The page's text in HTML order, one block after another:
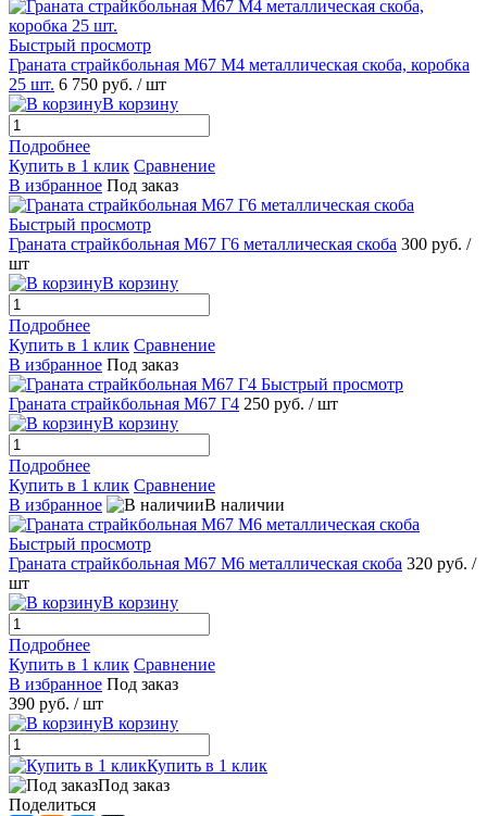
Быстрый просмотр
Граната страйкбольная М67 М4 металлическая скоба, коробка
25 шт. 6 750 руб. / шт
В корзину
Подробнее
Купить в 1 клик Сравнение
В избранное Под заказ
Быстрый просмотр
Граната страйкбольная М67 Г6 металлическая скоба 300 руб. /
шт
В корзину
Подробнее
Купить в 1 клик Сравнение
В избранное Под заказ
Быстрый просмотр
Граната страйкбольная М67 Г4 250 руб. / шт
В корзину
Подробнее
Купить в 1 клик Сравнение
В избранное
В наличии
Быстрый просмотр
Граната страйкбольная М67 М6 металлическая скоба 320 руб. /
шт
В корзину
Подробнее
Купить в 1 клик Сравнение
В избранное Под заказ
390 руб. / шт
В корзину
Купить в 1 клик
Под заказ
Поделиться